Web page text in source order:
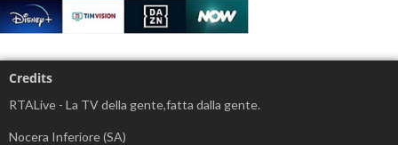
Credits
RTALive - La TV della gente,fatta dalla gente.
Nocera Inferiore (SA)